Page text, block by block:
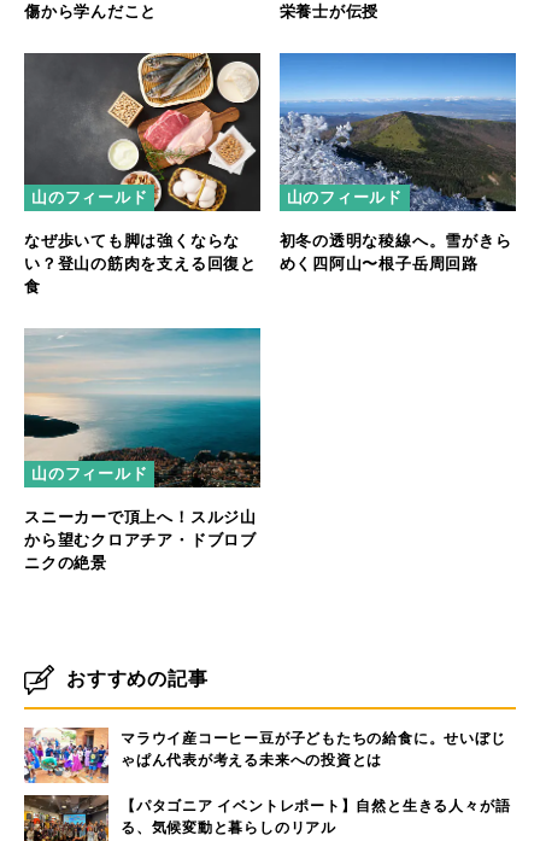
傷から学んだこと
栄養士が伝授
山のフィールド
なぜ歩いても脚は強くならな
い？登山の筋肉を支える回復と
食
山のフィールド
初冬の透明な稜線へ。雪がきら
めく四阿山〜根子岳周回路
山のフィールド
スニーカーで頂上へ！スルジ山
から望むクロアチア・ドブロブ
ニクの絶景
おすすめの記事
マラウイ産コーヒー豆が子どもたちの給食に。せいぼじ
ゃぱん代表が考える未来への投資とは
【パタゴニア イベントレポート】自然と生きる人々が語
る、気候変動と暮らしのリアル